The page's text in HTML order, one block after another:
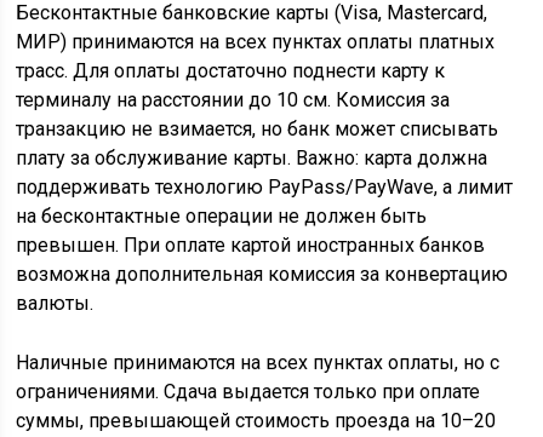
Бесконтактные банковские карты (Visa, Mastercard,
МИР) принимаются на всех пунктах оплаты платных
трасс. Для оплаты достаточно поднести карту к
терминалу на расстоянии до 10 см. Комиссия за
транзакцию не взимается, но банк может списывать
плату за обслуживание карты. Важно: карта должна
поддерживать технологию PayPass/PayWave, а лимит
на бесконтактные операции не должен быть
превышен. При оплате картой иностранных банков
возможна дополнительная комиссия за конвертацию
валюты.
Наличные принимаются на всех пунктах оплаты, но с
ограничениями. Сдача выдается только при оплате
суммы, превышающей стоимость проезда на 10–20